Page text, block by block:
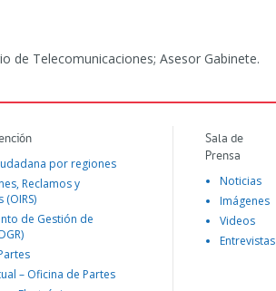
de Telecomunicaciones; Asesor Gabinete.
por regiones
Reclamos y
(OIRS)
de Gestión de
– Oficina de Partes
Sala de
Prensa
Noticias
Imágenes
Videos
Entrevistas